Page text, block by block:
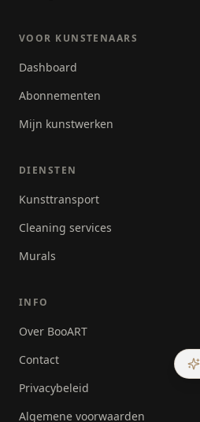
VOOR KUNSTENAARS
Dashboard
Abonnementen
Mijn kunstwerken
DIENSTEN
Kunsttransport
Cleaning services
Murals
INFO
Over BooART
Contact
Privacybeleid
Algemene voorwaarden